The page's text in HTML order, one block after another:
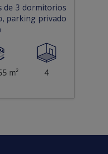
de 3 dormitorios
parking privado
m² 4